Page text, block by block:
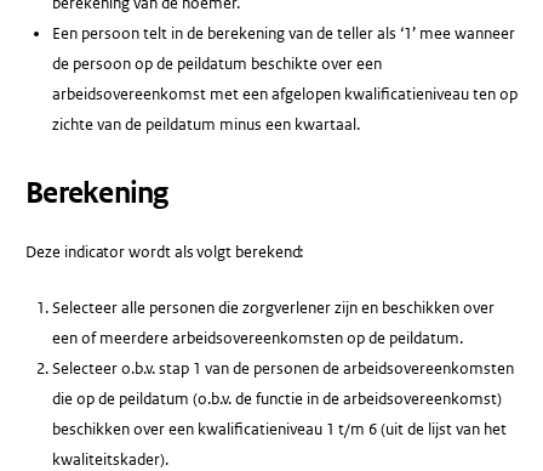
Een persoon telt in de berekening van de teller als ‘1’ mee wanneer
de persoon op de peildatum beschikte over een
arbeidsovereenkomst met een afgelopen kwalificatieniveau ten op
zichte van de peildatum minus een kwartaal.
Berekening
Deze indicator wordt als volgt berekend:
Selecteer alle personen die zorgverlener zijn en beschikken over
een of meerdere arbeidsovereenkomsten op de peildatum.
Selecteer o.b.v. stap 1 van de personen de arbeidsovereenkomsten
die op de peildatum (o.b.v. de functie in de arbeidsovereenkomst)
beschikken over een kwalificatieniveau 1 t/m 6 (uit de lijst van het
kwaliteitskader).